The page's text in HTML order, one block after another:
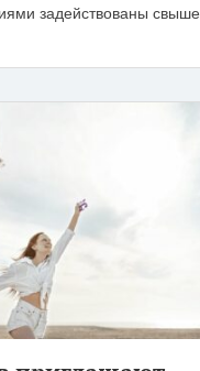
задействованы свыше